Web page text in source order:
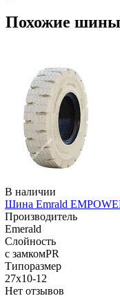
Похожие шины
В наличии
Шина Emrald
Производитель
Emerald
Слойность
с замкомPR
Типоразмер
27x10-12
Нет отзывов